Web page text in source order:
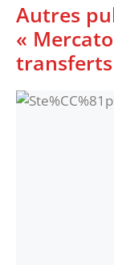
Autres
«
transferts